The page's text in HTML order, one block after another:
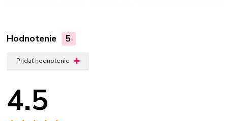
Hodnotenie 5
Pridať hodnotenie
4.5